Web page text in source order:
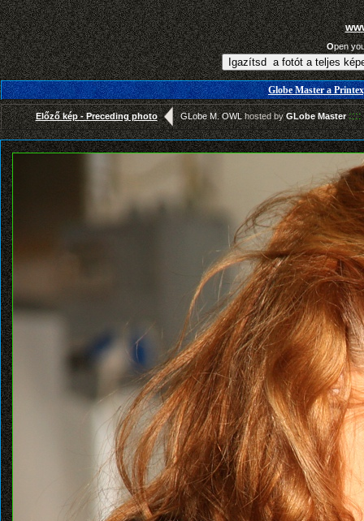
Open
Globe Master a
Előző kép - Preceding photo GLobe M. OWL hosted byGLobe Master ::::